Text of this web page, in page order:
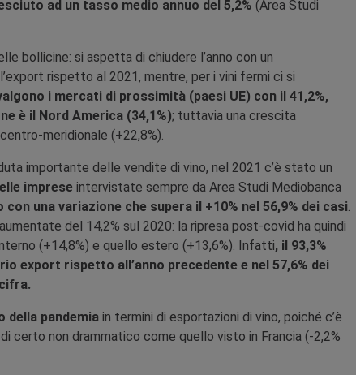
ad un tasso medio annuo del 5,2% (Area Studi
bollicine: si aspetta di chiudere l’anno con un
rispetto al 2021, mentre, per i vini fermi ci si
i mercati di prossimità (paesi UE) con il 41,2%,
è il Nord America (34,1%); tuttavia una crescita
meridionale (+22,8%).
importante delle vendite di vino, nel 2021 c’è stato un
imprese intervistate sempre da Area Studi Mediobanca
una variazione che supera il +10% nel 56,9% dei casi.
del 14,2% sul 2020: la ripresa post-covid ha quindi
(+14,8%) e quello estero (+13,6%). Infatti, il 93,3%
export rispetto all’anno precedente e nel 57,6% dei
della pandemia in termini di esportazioni di vino, poiché c’è
certo non drammatico come quello visto in Francia (-2,2%